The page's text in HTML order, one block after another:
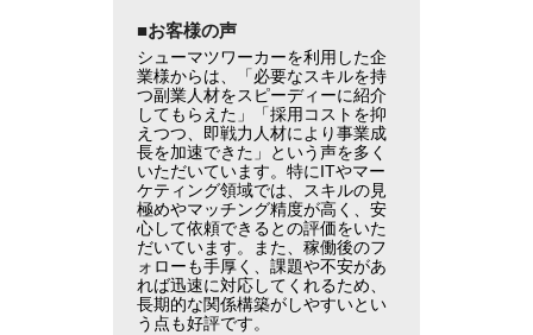
■お客様の声
シューマツワーカーを利用した企
業様からは、「必要なスキルを持
つ副業人材をスピーディーに紹介
してもらえた」「採用コストを抑
えつつ、即戦力人材により事業成
長を加速できた」という声を多く
いただいています。特にITやマー
ケティング領域では、スキルの見
極めやマッチング精度が高く、安
心して依頼できるとの評価をいた
だいています。また、稼働後のフ
ォローも手厚く、課題や不安があ
れば迅速に対応してくれるため、
長期的な関係構築がしやすいとい
う点も好評です。